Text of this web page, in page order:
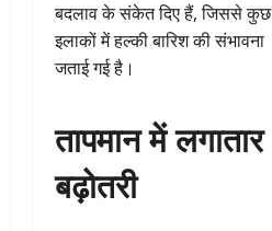
बदलाव के संकेत दिए हैं, जिससे कुछ
इलाकों में हल्की बारिश की संभावना
जताई गई है।
तापमान में लगातार
बढ़ोतरी